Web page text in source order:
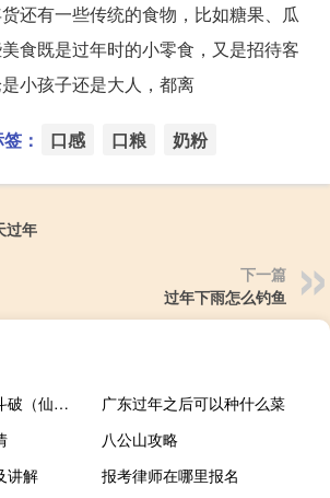
还有一些传统的食物，比如糖果、瓜
食既是过年时的小零食，又是招待客
小孩子还是大人，都离
： 口感 口粮 奶粉
过年
下一篇
过年下雨怎么钓鱼
仙剑之本座邪剑仙斗破（仙剑之本座邪剑仙）
广东过年之后可以种什么菜
八公山攻略
讲解
报考律师在哪里报名